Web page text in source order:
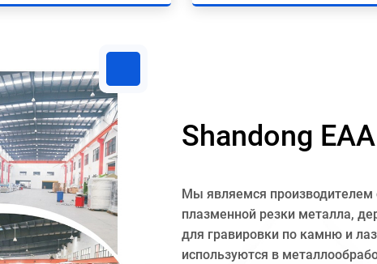
Shandong
Мы являемся производителем
плазменной резки металла,
для гравировки по камню и
используются в